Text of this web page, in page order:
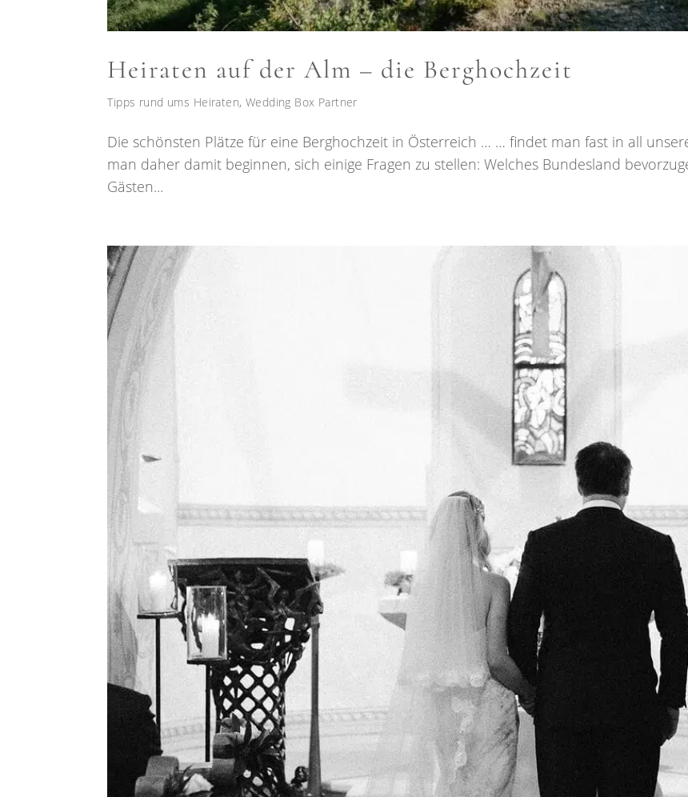
Heiraten auf der Alm – die Berghochzeit
Tipps rund ums Heiraten, Wedding Box Partner
Die schönsten Plätze für eine Berghochzeit in Österreich … … findet man fast in all
man daher damit beginnen, sich einige Fragen zu stellen: Welches Bundesland
Gästen...